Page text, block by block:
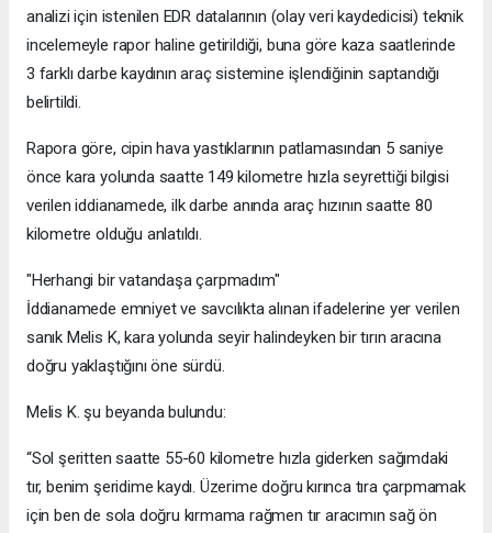
analizi için istenilen EDR datalarının (olay veri kaydedicisi) teknik
incelemeyle rapor haline getirildiği, buna göre kaza saatlerinde
3 farklı darbe kaydının araç sistemine işlendiğinin saptandığı
belirtildi.
Rapora göre, cipin hava yastıklarının patlamasından 5 saniye
önce kara yolunda saatte 149 kilometre hızla seyrettiği bilgisi
verilen iddianamede, ilk darbe anında araç hızının saatte 80
kilometre olduğu anlatıldı.
"Herhangi bir vatandaşa çarpmadım"
İddianamede emniyet ve savcılıkta alınan ifadelerine yer verilen
sanık Melis K, kara yolunda seyir halindeyken bir tırın aracına
doğru yaklaştığını öne sürdü.
Melis K. şu beyanda bulundu:
“Sol şeritten saatte 55-60 kilometre hızla giderken sağımdaki
tır, benim şeridime kaydı. Üzerime doğru kırınca tıra çarpmamak
için ben de sola doğru kırmama rağmen tır aracımın sağ ön